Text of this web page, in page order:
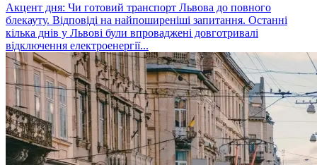
Акцент дня: Чи готовий транспорт Львова до повного
блекауту. Відповіді на найпоширеніші запитання. Останні
кілька днів у Львові були впроваджені довготривалі
відключення електроенергії...